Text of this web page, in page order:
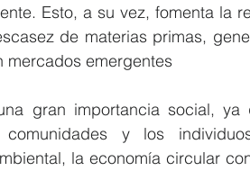
Esto, a su vez, fomenta la
de materias primas,
mercados emergentes
gran importancia social, ya
y los
la economía circular